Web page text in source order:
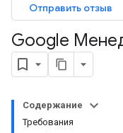
Отправить отзыв
Google
Содержание
Требования